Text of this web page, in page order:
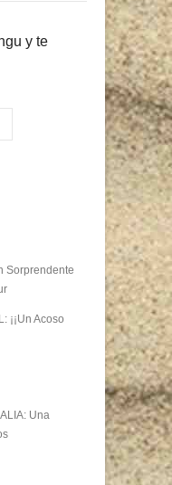
y te
Sorprendente
¡¡Un Acoso
Una